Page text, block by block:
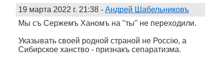
19 марта 2022 г. 21:38 - Андрей Шабельниковъ
Мы съ Сержемъ Ханомъ на "ты" не переходили.
Указывать своей родной страной не Россiю, а
Сибирское ханство - признакъ сепаратизма.